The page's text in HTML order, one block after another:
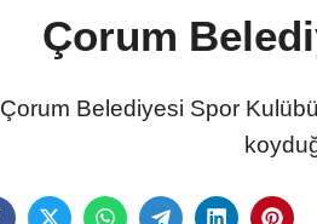
Çorum
Çorum Belediyesi Spor